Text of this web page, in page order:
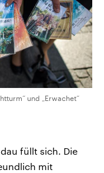
und „Erwachet“
füllt sich. Die
mit